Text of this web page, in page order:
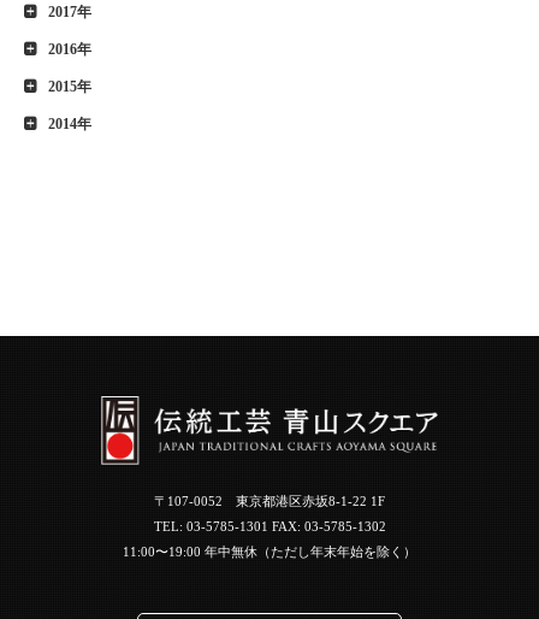
2017年
2016年
2015年
2014年
〒107-0052 東京都港区赤坂8-1-22 1F
TEL: 03-5785-1301 FAX: 03-5785-1302
11:00〜19:00 年中無休（ただし年末年始を除く）